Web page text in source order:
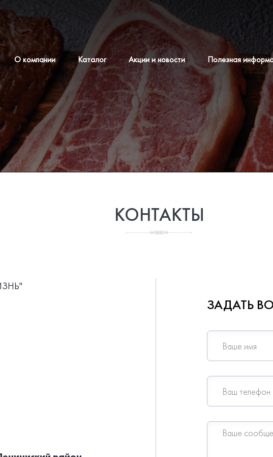
О компании Каталог Акции и новости Полезная
КОНТАКТЫ
ЗАДАТЬ